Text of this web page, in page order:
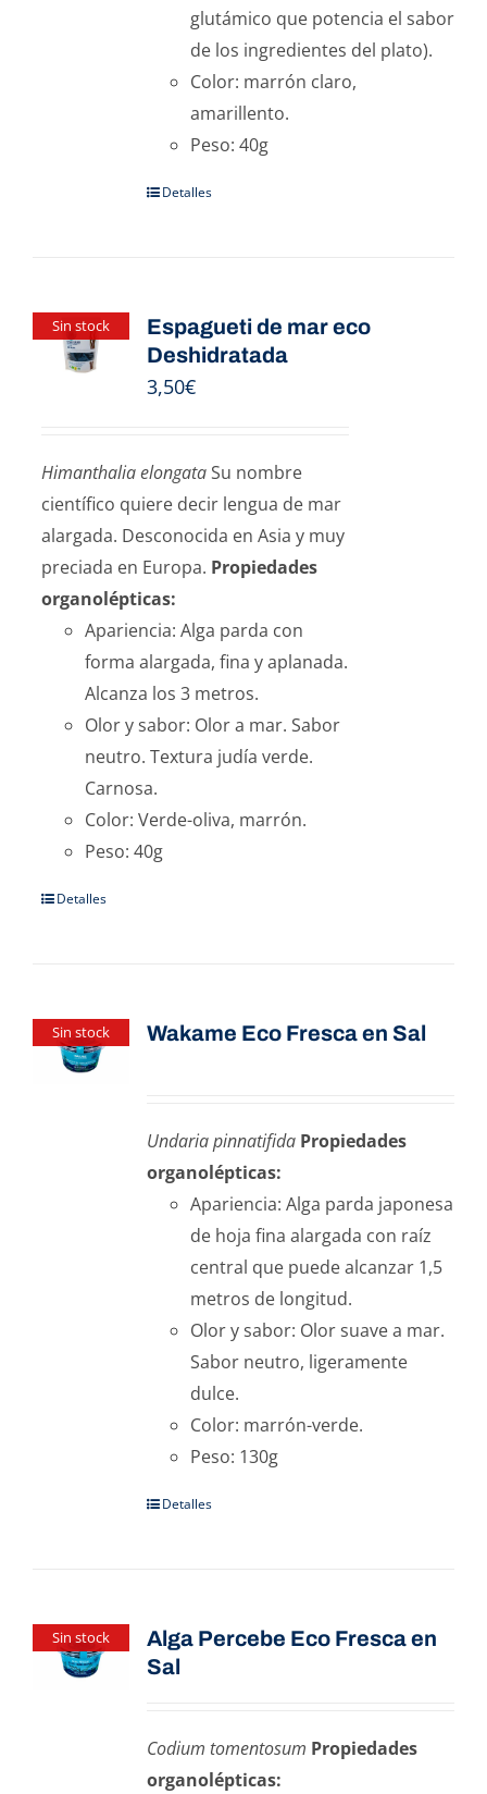
glutámico que potencia el sabor
de los ingredientes del plato).
Color: marrón claro,
amarillento.
Peso: 40g
Detalles
Sin stock
Espagueti de mar eco
Deshidratada
3,50€
Himanthalia elongataSu nombre
científico quiere decir lengua de mar
alargada. Desconocida en Asia y muy
preciada en Europa. Propiedades
organolépticas:
Apariencia: Alga parda con
forma alargada, fina y aplanada.
Alcanza los 3 metros.
Olor y sabor: Olor a mar. Sabor
neutro. Textura judía verde.
Carnosa.
Color: Verde-oliva, marrón.
Peso: 40g
Detalles
Sin stock Wakame Eco Fresca en Sal
Undaria pinnatifida Propiedades
organolépticas:
Apariencia: Alga parda japonesa
de hoja fina alargada con raíz
central que puede alcanzar 1,5
metros de longitud.
Olor y sabor: Olor suave a mar.
Sabor neutro, ligeramente
dulce.
Color: marrón-verde.
Peso: 130g
Detalles
Sin stock
Alga Percebe Eco Fresca en
Sal
Codium tomentosum Propiedades
organolépticas: